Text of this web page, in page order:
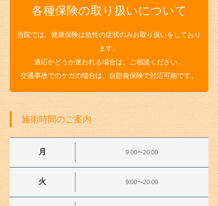
各種保険の取り扱いについて
当院では、健康保険は急性の症状のみお取り扱いをしており
ます。
適応かどうか迷われる場合は、ご相談ください。
交通事故でのケガの場合は、自賠責保険で対応可能です。
施術時間のご案内
月 9:00〜20:00
火 9:00〜20:00